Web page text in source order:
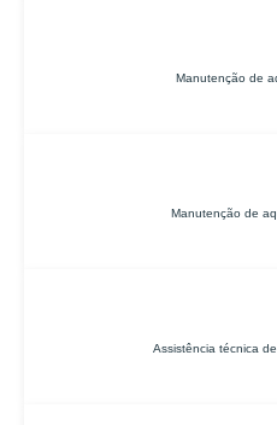
Manutenção de
Manutenção de
Assistência técnica